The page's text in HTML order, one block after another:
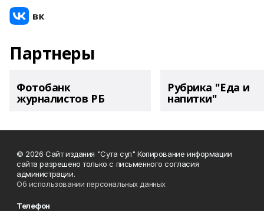
Партнеры
Фотобанк
журналистов РБ
Рубрика "Еда и
напитки"
© 2026 Сайт издания "Сута сул" Копирование информации
сайта разрешено только с письменного согласия
администрации.
Об использовании персональных данных
Телефон